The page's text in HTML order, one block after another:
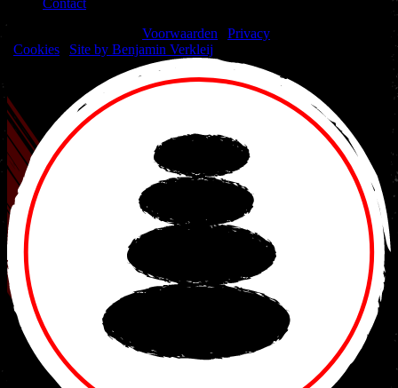
Voorwaarden
Privacy
Cookies Site by Benjamin Verkleij